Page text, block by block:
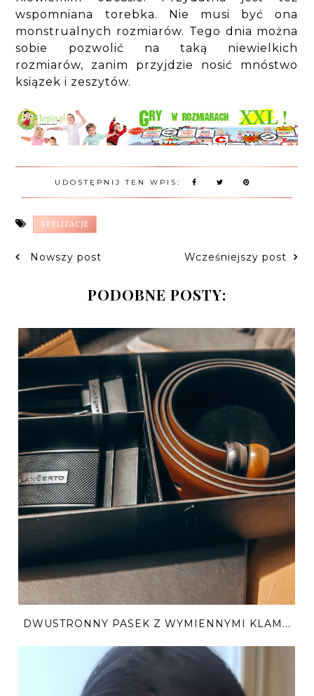
wspomniana torebka. Nie musi być ona
monstrualnych rozmiarów. Tego dnia można
sobie pozwolić na taką niewielkich
rozmiarów, zanim przyjdzie nosić mnóstwo
ksiązek i zeszytów.
UDOSTĘPNIJ TEN WPIS:
STYLIZACJE
Nowszy post Wcześniejszy post
PODOBNE POSTY:
DWUSTRONNY PASEK Z WYMIENNYMI KLAM...